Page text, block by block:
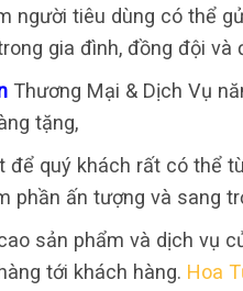
người tiêu dùng có thể
gia đình, đồng đội và
Thương Mại & Dịch Vụ
tặng,
để quý khách rất có thể
phần ấn tượng và sang
sản phẩm và dịch vụ
tới khách hàng. Hoa